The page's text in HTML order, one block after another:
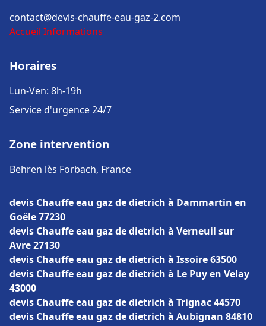
contact@devis-chauffe-eau-gaz-2.com
Accueil Informations
Horaires
Lun-Ven: 8h-19h
Service d'urgence 24/7
Zone intervention
Behren lès Forbach, France
devis Chauffe eau gaz de dietrich à Dammartin en
Goële 77230
devis Chauffe eau gaz de dietrich à Verneuil sur
Avre 27130
devis Chauffe eau gaz de dietrich à Issoire 63500
devis Chauffe eau gaz de dietrich à Le Puy en Velay
43000
devis Chauffe eau gaz de dietrich à Trignac 44570
devis Chauffe eau gaz de dietrich à Aubignan 84810